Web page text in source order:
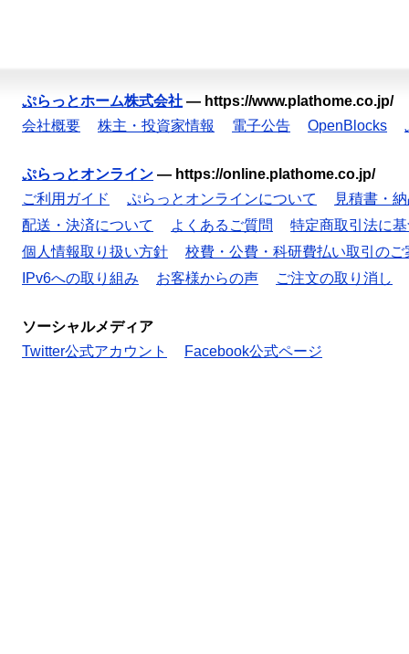
ぷらっとホーム株式会社 — https://www.plathome.co.jp/
会社概要
株主・投資家情報 電子公告 OpenBlocks
ぷらっとオンライン — https://online.plathome.co.jp/
ご利用ガイド
ぷらっとオンラインについて
見積書・
配送・決済について
よくあるご質問
特定商取引法に
個人情報取り扱い方針
校費・公費・科研費払い取引のご
IPv6への取り組み
お客様からの声 ご注文の取り消し
ソーシャルメディア
Twitter公式アカウント
Facebook公式ページ